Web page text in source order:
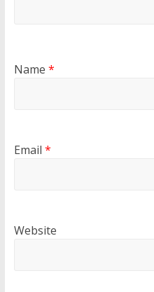
Name *
Email *
Website